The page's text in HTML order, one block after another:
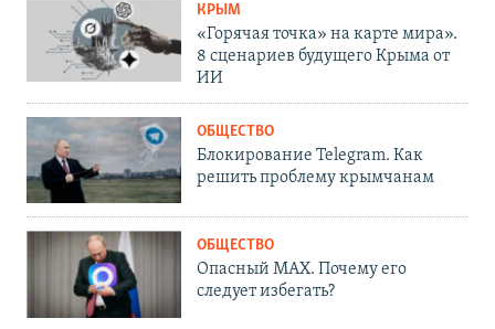
КРЫМ
«Горячая точка» на карте мира».
8 сценариев будущего Крыма от
ИИ
ОБЩЕСТВО
Блокирование Telegram. Как
решить проблему крымчанам
ОБЩЕСТВО
Опасный MAX. Почему его
следует избегать?